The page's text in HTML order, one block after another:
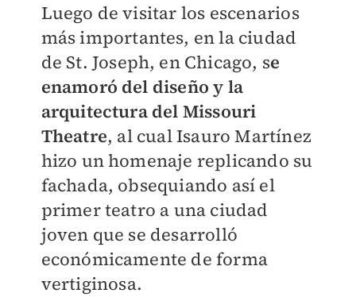
Luego de visitar los escenarios
más importantes, en la ciudad
de St. Joseph, en Chicago, se
enamoró del diseño y la
arquitectura del Missouri
Theatre, al cual Isauro Martínez
hizo un homenaje replicando su
fachada, obsequiando así el
primer teatro a una ciudad
joven que se desarrolló
económicamente de forma
vertiginosa.